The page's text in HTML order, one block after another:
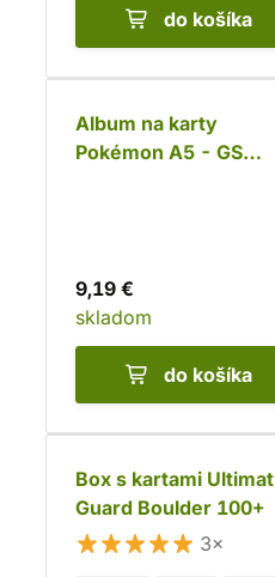
do košíka
Album na karty
Pokémon A5 - GS
9,19 €
skladom
do košíka
Box s kartami Ultimate
Guard Boulder 100+
3×